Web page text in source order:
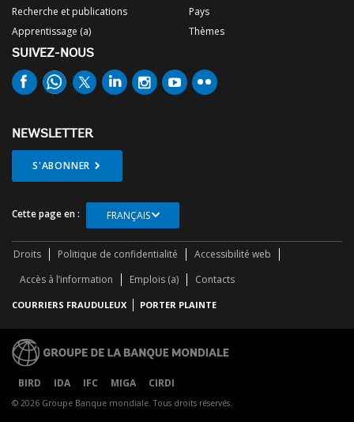
Recherche et publications
Apprentissage (a)
Pays
Thèmes
SUIVEZ-NOUS
NEWSLETTER
S'ABONNER
Cette page en : FRANÇAIS
Droits Politique de confidentialité
Accessibilité web
Accès à l’information
Emplois (a) Contacts
COURRIERS FRAUDULEUX PORTER PLAINTE
BIRD IDA IFC MIGA CIRDI
© 2026 Groupe Banque mondiale. Tous droits réservés.